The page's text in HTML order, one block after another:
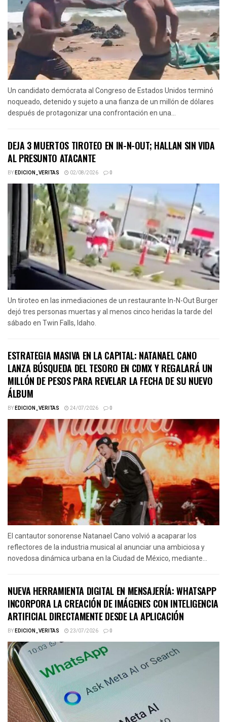
Un candidato demócrata al Congreso de Estados Unidos terminó
noqueado, detenido y sujeto a una fianza de un millón de dólares
después de protagonizar una confrontación en una...
DEJA 3 MUERTOS TIROTEO EN IN-N-OUT; HALLAN SIN VIDA
AL PRESUNTO ATACANTE
BYEDICION_VERITAS 02/08/2026 0
Un tiroteo en las inmediaciones de un restaurante In-N-Out Burger
dejó tres personas muertas y al menos cinco heridas la tarde del
sábado en Twin Falls, Idaho.
ESTRATEGIA MASIVA EN LA CAPITAL: NATANAEL CANO
LANZA BÚSQUEDA DEL TESORO EN CDMX Y REGALARÁ UN
MILLÓN DE PESOS PARA REVELAR LA FECHA DE SU NUEVO
ÁLBUM
BYEDICION_VERITAS 24/07/2026 0
El cantautor sonorense Natanael Cano volvió a acaparar los
reflectores de la industria musical al anunciar una ambiciosa y
novedosa dinámica urbana en la Ciudad de México, mediante...
NUEVA HERRAMIENTA DIGITAL EN MENSAJERÍA: WHATSAPP
INCORPORA LA CREACIÓN DE IMÁGENES CON INTELIGENCIA
ARTIFICIAL DIRECTAMENTE DESDE LA APLICACIÓN
BYEDICION_VERITAS 23/07/2026 0